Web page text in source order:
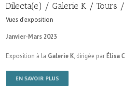
Dilecta(e) / Galerie K / Tours
Vues d'exposition
Janvier-Mars 2023
Exposition à la Galerie K, dirigée par Élisa
EN SAVOIR PLUS